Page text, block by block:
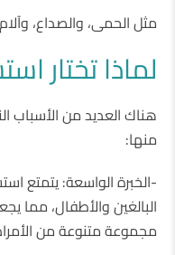
مثل الحمى، والصداع،
لماذا تختار
هناك العديد من الأسباب
منها:
-الخبرة الواسعة: يتمتع
البالغين والأطفال، مما
مجموعة متنوعة من